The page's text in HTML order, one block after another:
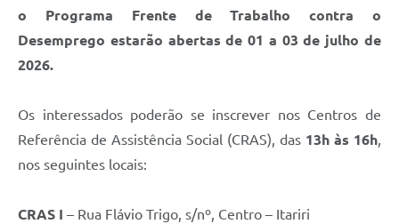
o Programa Frente de Trabalho contra o
Desemprego estarão abertas de 01 a 03 de julho de
2026.
Os interessados poderão se inscrever nos Centros de
Referência de Assistência Social (CRAS), das 13h às 16h,
nos seguintes locais:
CRAS I – Rua Flávio Trigo, s/nº, Centro – Itariri